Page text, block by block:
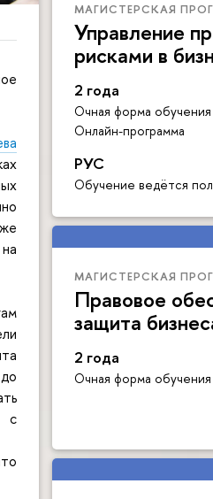
МАГИСТЕРСКАЯ
Управление
рисками в
2 года
Очная форма обучения
Онлайн-программа
РУС
Обучение ведётся
МАГИСТЕРСКАЯ
Правовое
защита
2 года
Очная форма обучения
с